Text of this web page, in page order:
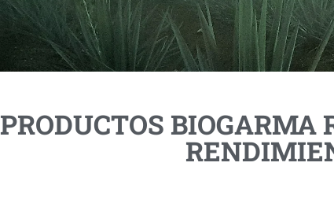
PRODUCTOS BIOGARMA